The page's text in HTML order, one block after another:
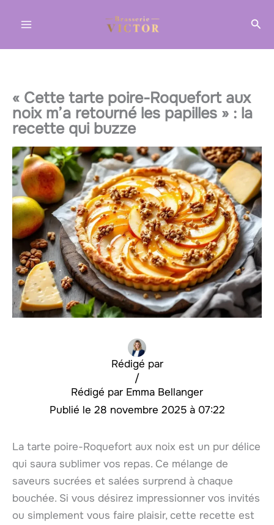
« Cette tarte poire-Roquefort aux
noix m’a retourné les papilles » : la
recette qui buzze
Rédigé par
Emma Bellanger
/
28 novembre 2025 à 07:22
La tarte poire-Roquefort aux noix est un pur délice
qui saura sublimer vos repas. Ce mélange de
saveurs sucrées et salées surprend à chaque
bouchée. Si vous désirez impressionner vos invités
ou simplement vous faire plaisir, cette recette est